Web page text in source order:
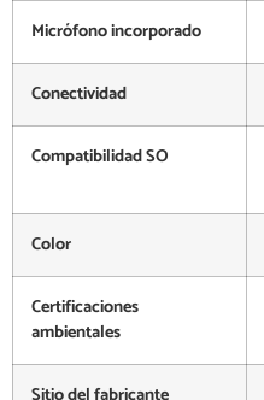
Micrófono incorporado
Conectividad
Compatibilidad SO
Color
Certificaciones
ambientales